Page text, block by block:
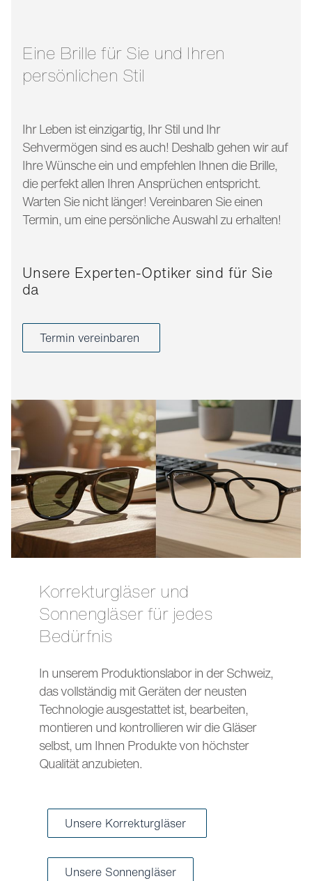
Eine Brille für Sie und Ihren
persönlichen Stil
Ihr Leben ist einzigartig, Ihr Stil und Ihr
Sehvermögen sind es auch! Deshalb gehen wir auf
Ihre Wünsche ein und empfehlen Ihnen die Brille,
die perfekt allen Ihren Ansprüchen entspricht.
Warten Sie nicht länger! Vereinbaren Sie einen
Termin, um eine persönliche Auswahl zu erhalten!
Unsere Experten-Optiker sind für Sie
da
Termin vereinbaren
Korrekturgläser und
Sonnengläser für jedes
Bedürfnis
In unserem Produktionslabor in der Schweiz,
das vollständig mit Geräten der neusten
Technologie ausgestattet ist, bearbeiten,
montieren und kontrollieren wir die Gläser
selbst, um Ihnen Produkte von höchster
Qualität anzubieten.
Unsere Korrekturgläser
Unsere Sonnengläser